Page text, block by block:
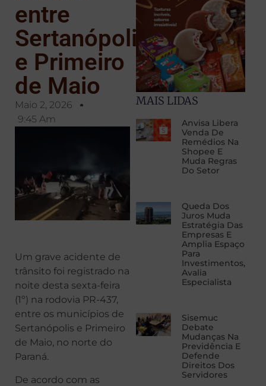
entre
Sertanópolis
e Primeiro
de Maio
Maio 2, 2026
9:45 Am
Um grave acidente de
trânsito foi registrado na
noite desta sexta-feira
(1º) na rodovia PR-437,
entre os municípios de
Sertanópolis e Primeiro
de Maio, no norte do
Paraná.
De acordo com as
MAIS LIDAS
Anvisa Libera
Venda De
Remédios Na
Shopee E
Muda Regras
Do Setor
Queda Dos
Juros Muda
Estratégia Das
Empresas E
Amplia Espaço
Para
Investimentos,
Avalia
Especialista
Sisemuc
Debate
Mudanças Na
Previdência E
Defende
Direitos Dos
Servidores